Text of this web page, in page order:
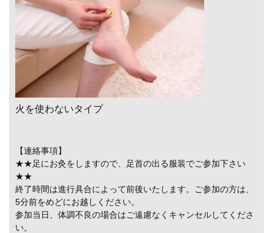
火を使わないタイプ
【連絡事項】
★★足にお灸をしますので、足首の出る服装でご参加下さい
★★
終了時間は進行具合によって前後いたします。ご参加の方は、
5分前をめどにお越しください。
参加当日、体調不良の場合はご遠慮なくキャンセルしてくださ
い。